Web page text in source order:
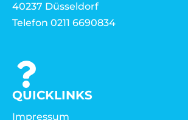
40237 Düsseldorf
Telefon 0211 6690834
QUICKLINKS
Impressum